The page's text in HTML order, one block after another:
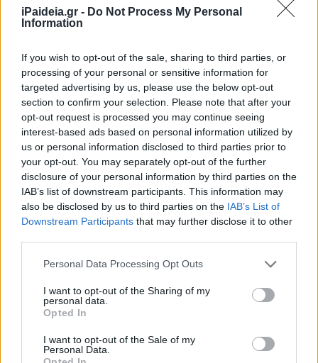
iPaideia.gr - Do Not Process My Personal
Information
If you wish to opt-out of the sale, sharing to third parties, or
processing of your personal or sensitive information for
targeted advertising by us, please use the below opt-out
section to confirm your selection. Please note that after your
opt-out request is processed you may continue seeing
interest-based ads based on personal information utilized by
us or personal information disclosed to third parties prior to
your opt-out. You may separately opt-out of the further
disclosure of your personal information by third parties on the
IAB’s list of downstream participants. This information may
also be disclosed by us to third parties on the IAB’s List of
Downstream Participants that may further disclose it to other
Please note that this website/app uses one or more Google
not limited to your visit or usage behaviour. You may click to
grant or deny consent to Google and its third-party tags to
use your data for below specified purposes in below Google
consent section.
Personal Data Processing Opt Outs
I want to opt-out of the Sharing of my
personal data.
Opted In
I want to opt-out of the Sale of my
Personal Data.
διάσωσης υπό τον συντονισμό της ΕΚΣΕΔ στη θαλάσσια
Δεν έχει τέλος η τραγωδία στην Κάρυστο μετά το
ναυάγιο των μεταναστών στο Στενό του Καφηρέα.